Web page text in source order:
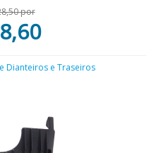
por
Dianteiros e Traseiros